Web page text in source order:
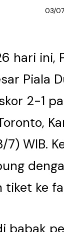
03/
hari ini,
Piala
2-1
WIB.
ke